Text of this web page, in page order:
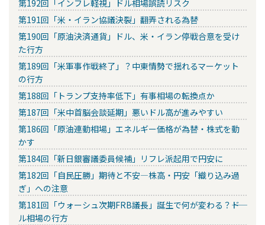
第192回「インフレ軽視」ドル相場誤読リスク
第191回「米・イラン協議決裂」翻弄される為替
第190回「原油決済通貨」ドル、米・イラン停戦合意を受け
た行方
第189回「米軍事作戦終了」？中東情勢で揺れるマーケット
の行方
第188回「トランプ支持率低下」有事相場の転換点か
第187回「米中首脳会談延期」悪いドル高が進みやすい
第186回「原油連動相場」エネルギー価格が為替・株式を動
かす
第184回「新日銀審議委員候補」リフレ派起用で円安に
第182回「自民圧勝」期待と不安―株高・円安「織り込み過
ぎ」への注意
第181回「ウォーシュ次期FRB議長」誕生で何が変わる？――ド
ル相場の行方